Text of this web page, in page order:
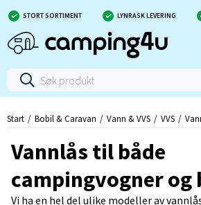
STORT SORTIMENT LYNRASK LEVERING
Start Bobil & Caravan Vann & VVS VVS
Vannlås til både
campingvogner og
Vi ha en hel del ulike modeller av